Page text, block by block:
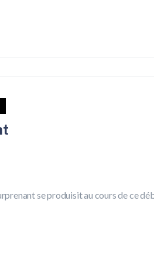
se produisit au cours de ce